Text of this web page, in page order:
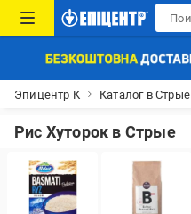
Эпицентр К Каталог в Стрые
Рис Хуторок в Стрые